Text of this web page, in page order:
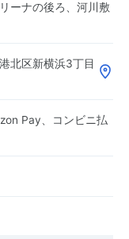
ーナの後ろ、河川敷
北区新横浜3丁目
Pay、コンビニ払